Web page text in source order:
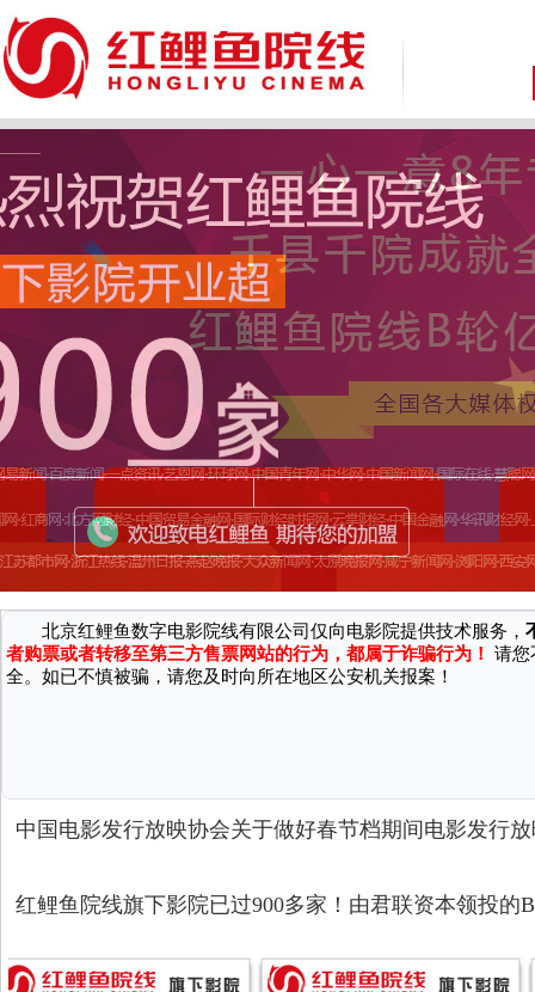
致 尊敬的广大消费者：
因近期接到国家机关反馈，有不法分子通过微信、第三方网站/软件等
北京红鲤鱼数字电影院线有限公司仅向电影院提供技术服务，
者购票或者转移至第三方售票网站的行为，都属于诈骗行为！请您
全。如已不慎被骗，请您及时向所在地区公安机关报案！
中国电影发行放映协会关于做好春节档期间电影发行
红鲤鱼院线旗下影院已过900多家！由君联资本领投的